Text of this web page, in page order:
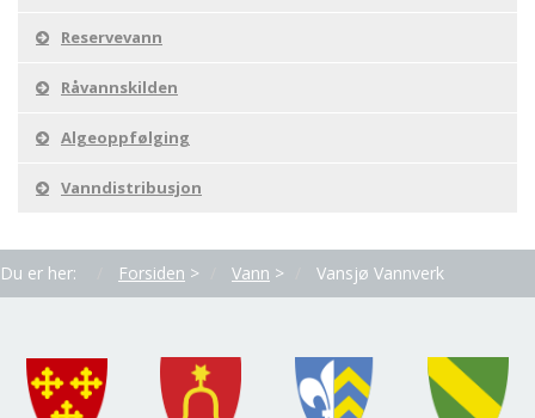
Reservevann
Råvannskilden
Algeoppfølging
Vanndistribusjon
Du er her: Forsiden > Vann > Vansjø Vannverk